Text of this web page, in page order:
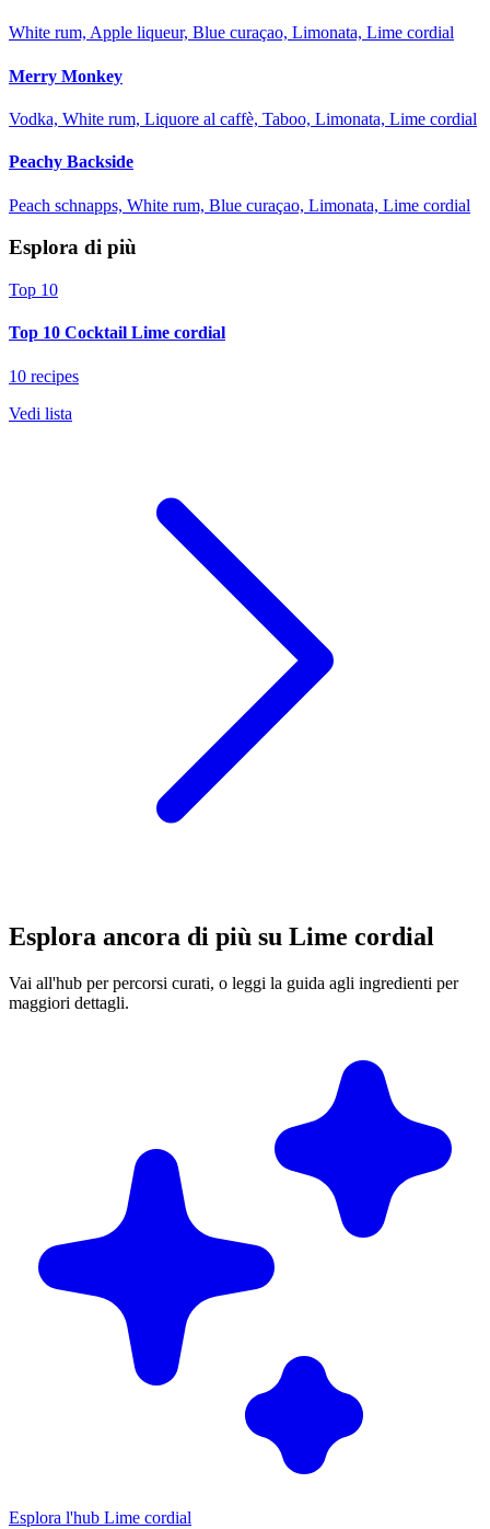
White rum, Apple liqueur, Blue curaçao, Limonata, Lime cordial
Merry Monkey
Vodka, White rum, Liquore al caffè, Taboo, Limonata, Lime cordial
Peachy Backside
Peach schnapps, White rum, Blue curaçao, Limonata, Lime cordial
Esplora di più
Top 10
Top 10 Cocktail Lime cordial
10 recipes
Vedi lista
Esplora ancora di più su Lime cordial
Vai all'hub per percorsi curati, o leggi la guida agli ingredienti per
maggiori dettagli.
Esplora l'hub Lime cordial